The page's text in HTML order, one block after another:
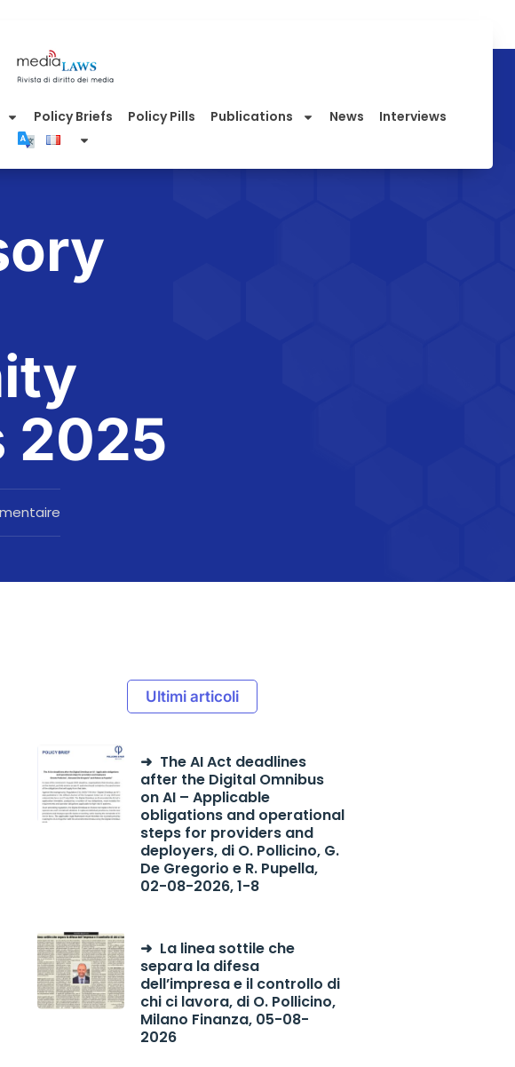
Policy Briefs Policy Pills Publications News
Interviews
2025
Ultimi articoli
The AI Act deadlines
after the Digital Omnibus
on AI – Applicable
obligations and operational
steps for providers and
deployers, di O. Pollicino, G.
De Gregorio e R. Pupella,
02-08-2026, 1-8
La linea sottile che
separa la difesa
dell’impresa e il controllo di
chi ci lavora, di O. Pollicino,
Milano Finanza, 05-08-
2026